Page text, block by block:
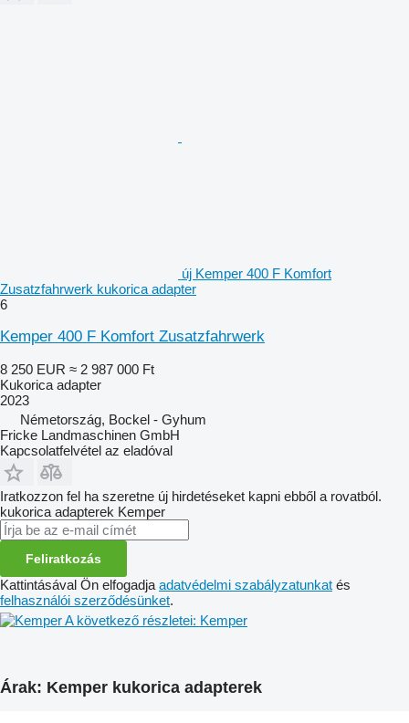
új Kemper 400 F Komfort
Zusatzfahrwerk kukorica adapter
6
Kemper 400 F Komfort Zusatzfahrwerk
8 250 EUR ≈ 2 987 000 Ft
Kukorica adapter
2023
Németország, Bockel - Gyhum
Fricke Landmaschinen GmbH
Kapcsolatfelvétel az eladóval
Iratkozzon fel ha szeretne új hirdetéseket kapni ebből a rovatból.
kukorica adapterek Kemper
Feliratkozás
Kattintásával Ön elfogadja adatvédelmi szabályzatunkat és
felhasználói szerződésünket.
A következő részletei: Kemper
Árak: Kemper kukorica adapterek